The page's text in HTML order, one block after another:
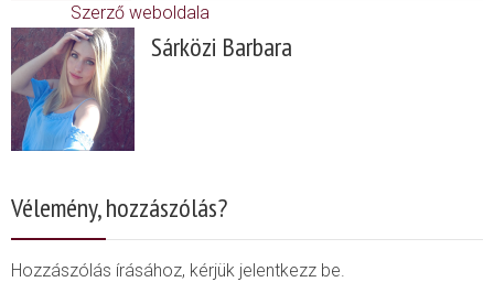
Szerző weboldala
Sárközi Barbara
Vélemény, hozzászólás?
Hozzászólás írásához, kérjük jelentkezz be.